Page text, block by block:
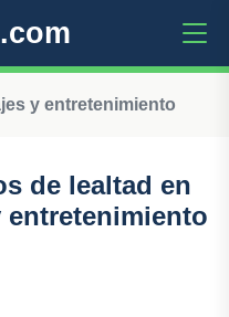
y entretenimiento
de lealtad en
entretenimiento